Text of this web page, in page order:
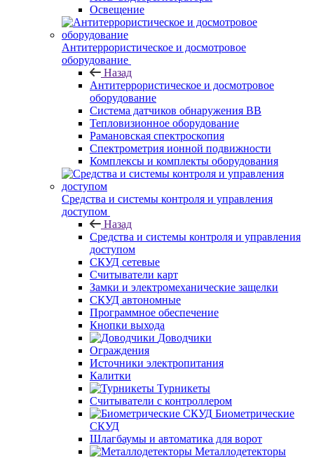
Освещение
Антитеррористическое и досмотровое
оборудование
Назад
Антитеррористическое и досмотровое
оборудование
Cистема датчиков обнаружения ВВ
Тепловизионное оборудование
Рамановская спектроскопия
Спектрометрия ионной подвижности
Комплексы и комплекты оборудования
Средства и системы контроля и управления
доступом
Назад
Средства и системы контроля и управления
доступом
СКУД сетевые
Считыватели карт
Замки и электромеханические защелки
СКУД автономные
Программное обеспечение
Кнопки выхода
Доводчики
Ограждения
Источники электропитания
Калитки
Турникеты
Считыватели с контроллером
Биометрические
СКУД
Шлагбаумы и автоматика для ворот
Металлодетекторы